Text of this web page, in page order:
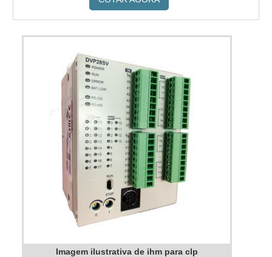
Imagem ilustrativa de ihm para clp